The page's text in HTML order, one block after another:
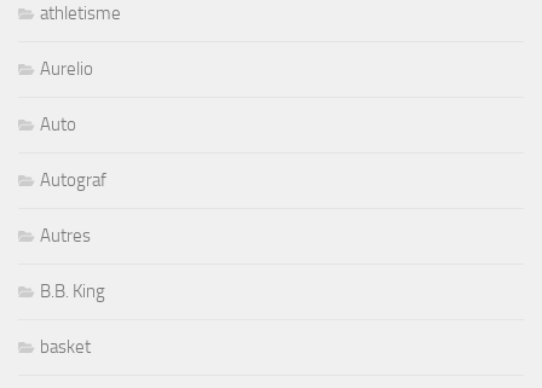
athletisme
Aurelio
Auto
Autograf
Autres
B.B. King
basket